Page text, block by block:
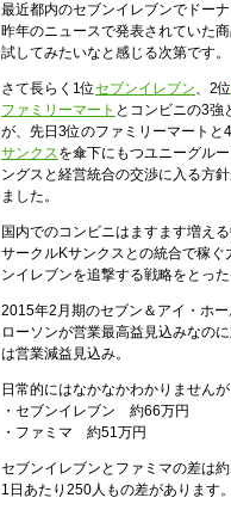
最近都内のセブンイレブンでドー
昨年のニュースで発表されていた
試してみたいなと感じる次第です。
さて長らく1位セブンイレブン、2位
ファミリーマート とコンビニの3強
が、先日3位のファミリーマートと
サンクスを傘下にもつユニーグル
ングスと経営統合の交渉に入る方
ました。
国内でのコンビニはますます増え
サークルKサンクスとの統合で稼ぐ
ンイレブンを追撃する戦略をとった
2015年2月期のセブン＆アイ・ホ
ローソンが営業最高益見込みなの
は営業減益見込み。
日常的にはなかなかわかりません
・セブンイレブン 約66万円
・ファミマ 約51万円
セブンイレブンとファミマの差は
1日あたり250人もの差があります。